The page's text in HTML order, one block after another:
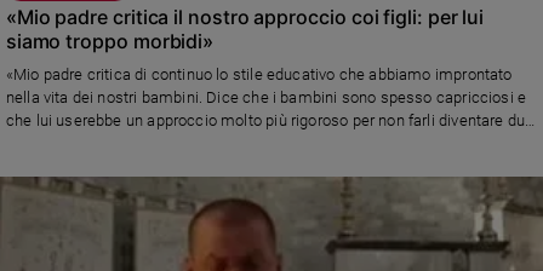
«Mio padre critica il nostro approccio coi figli: per lui
siamo troppo morbidi»
«Mio padre critica di continuo lo stile educativo che abbiamo improntato
nella vita dei nostri bambini. Dice che i bambini sono spesso capricciosi e
che lui userebbe un approccio molto più rigoroso per non farli diventare due